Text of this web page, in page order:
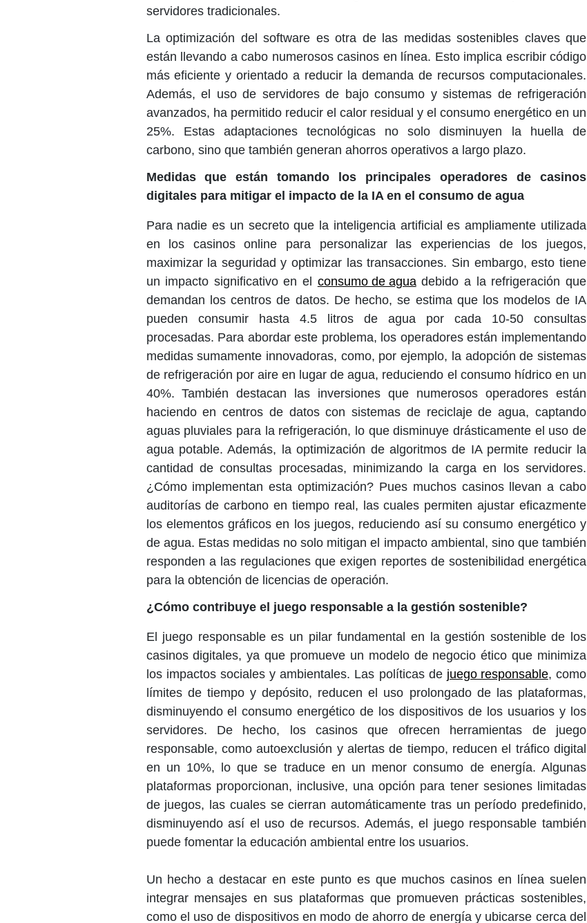
servidores tradicionales.
La optimización del software es otra de las medidas sostenibles claves que
están llevando a cabo numerosos casinos en línea. Esto implica escribir código
más eficiente y orientado a reducir la demanda de recursos computacionales.
Además, el uso de servidores de bajo consumo y sistemas de refrigeración
avanzados, ha permitido reducir el calor residual y el consumo energético en un
25%. Estas adaptaciones tecnológicas no solo disminuyen la huella de
carbono, sino que también generan ahorros operativos a largo plazo.
Medidas que están tomando los principales operadores de casinos
digitales para mitigar el impacto de la IA en el consumo de agua
Para nadie es un secreto que la inteligencia artificial es ampliamente utilizada
en los casinos online para personalizar las experiencias de los juegos,
maximizar la seguridad y optimizar las transacciones. Sin embargo, esto tiene
un impacto significativo en el consumo de aguadebido a la refrigeración que
demandan los centros de datos. De hecho, se estima que los modelos de IA
pueden consumir hasta 4.5 litros de agua por cada 10-50 consultas
procesadas. Para abordar este problema, los operadores están implementando
medidas sumamente innovadoras, como, por ejemplo, la adopción de sistemas
de refrigeración por aire en lugar de agua, reduciendo el consumo hídrico en un
40%. También destacan las inversiones que numerosos operadores están
haciendo en centros de datos con sistemas de reciclaje de agua, captando
aguas pluviales para la refrigeración, lo que disminuye drásticamente el uso de
agua potable. Además, la optimización de algoritmos de IA permite reducir la
cantidad de consultas procesadas, minimizando la carga en los servidores.
¿Cómo implementan esta optimización? Pues muchos casinos llevan a cabo
auditorías de carbono en tiempo real, las cuales permiten ajustar eficazmente
los elementos gráficos en los juegos, reduciendo así su consumo energético y
de agua. Estas medidas no solo mitigan el impacto ambiental, sino que también
responden a las regulaciones que exigen reportes de sostenibilidad energética
para la obtención de licencias de operación.
¿Cómo contribuye el juego responsable a la gestión sostenible?
El juego responsable es un pilar fundamental en la gestión sostenible de los
casinos digitales, ya que promueve un modelo de negocio ético que minimiza
los impactos sociales y ambientales. Las políticas de juego responsable, como
límites de tiempo y depósito, reducen el uso prolongado de las plataformas,
disminuyendo el consumo energético de los dispositivos de los usuarios y los
servidores. De hecho, los casinos que ofrecen herramientas de juego
responsable, como autoexclusión y alertas de tiempo, reducen el tráfico digital
en un 10%, lo que se traduce en un menor consumo de energía. Algunas
plataformas proporcionan, inclusive, una opción para tener sesiones limitadas
de juegos, las cuales se cierran automáticamente tras un período predefinido,
disminuyendo así el uso de recursos. Además, el juego responsable también
puede fomentar la educación ambiental entre los usuarios.
Un hecho a destacar en este punto es que muchos casinos en línea suelen
integrar mensajes en sus plataformas que promueven prácticas sostenibles,
como el uso de dispositivos en modo de ahorro de energía y ubicarse cerca del